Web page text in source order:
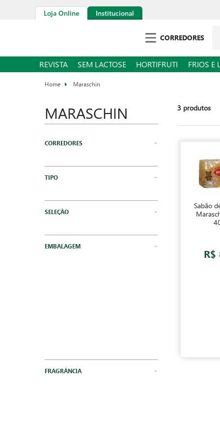
Loja Online Institucional
CORREDORES
REVISTA SEM LACTOSE HORTIFRUTI FRIOS E
Maraschin
MARASCHIN
Lavanderia
Sabão em Barra
3 produtos
Sabão
R$